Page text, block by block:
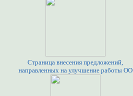
Страница внесения предложений,
направленных на улучшение работы ОО